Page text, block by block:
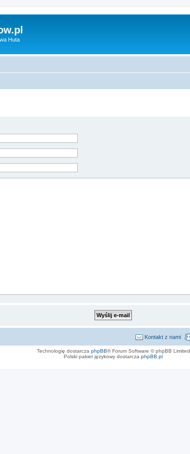
Huta
Kontakt z nami
Technologię dostarcza phpBB® Forum Software © phpBB Limited
Polski pakiet językowy dostarcza phpBB.pl